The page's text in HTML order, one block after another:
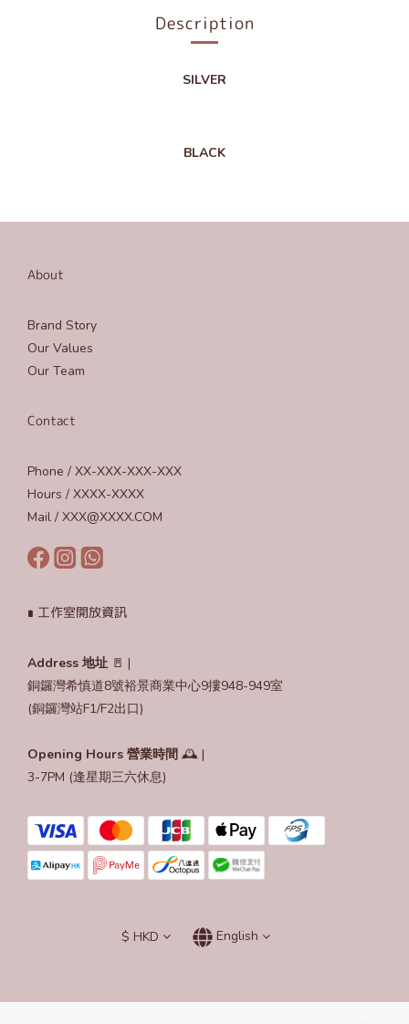
Description
SILVER
BLACK
About
Brand Story
Our Values
Our Team
Contact
Phone / XX-XXX-XXX-XXX
Hours / XXXX-XXXX
Mail / XXX@XXXX.COM
∎ 工作室開放資訊
Address 地址 🚪 |
銅鑼灣希慎道8號裕景商業中心9摟948-949室
(銅鑼灣站F1/F2出口)
Opening Hours 營業時間 🕰️ |
3-7PM (逢星期三六休息)
$ HKD English